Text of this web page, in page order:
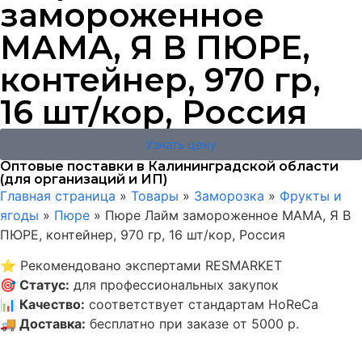
замороженное
МАМА, Я В ПЮРЕ,
контейнер, 970 гр,
16 шт/кор, Россия
Узнать цену
Оптовые поставки в Калининградской области
(для организаций и ИП)
Главная страница » Товары » Заморозка » Фрукты и
ягоды » Пюре » Пюре Лайм замороженное МАМА, Я В
ПЮРЕ, контейнер, 970 гр, 16 шт/кор, Россия
⭐ Рекомендовано экспертами RESMARKET
🎯 Статус: для профессиональных закупок
📊 Качество: соответствует стандартам HoReCa
🚚 Доставка: бесплатно при заказе от 5000 р.